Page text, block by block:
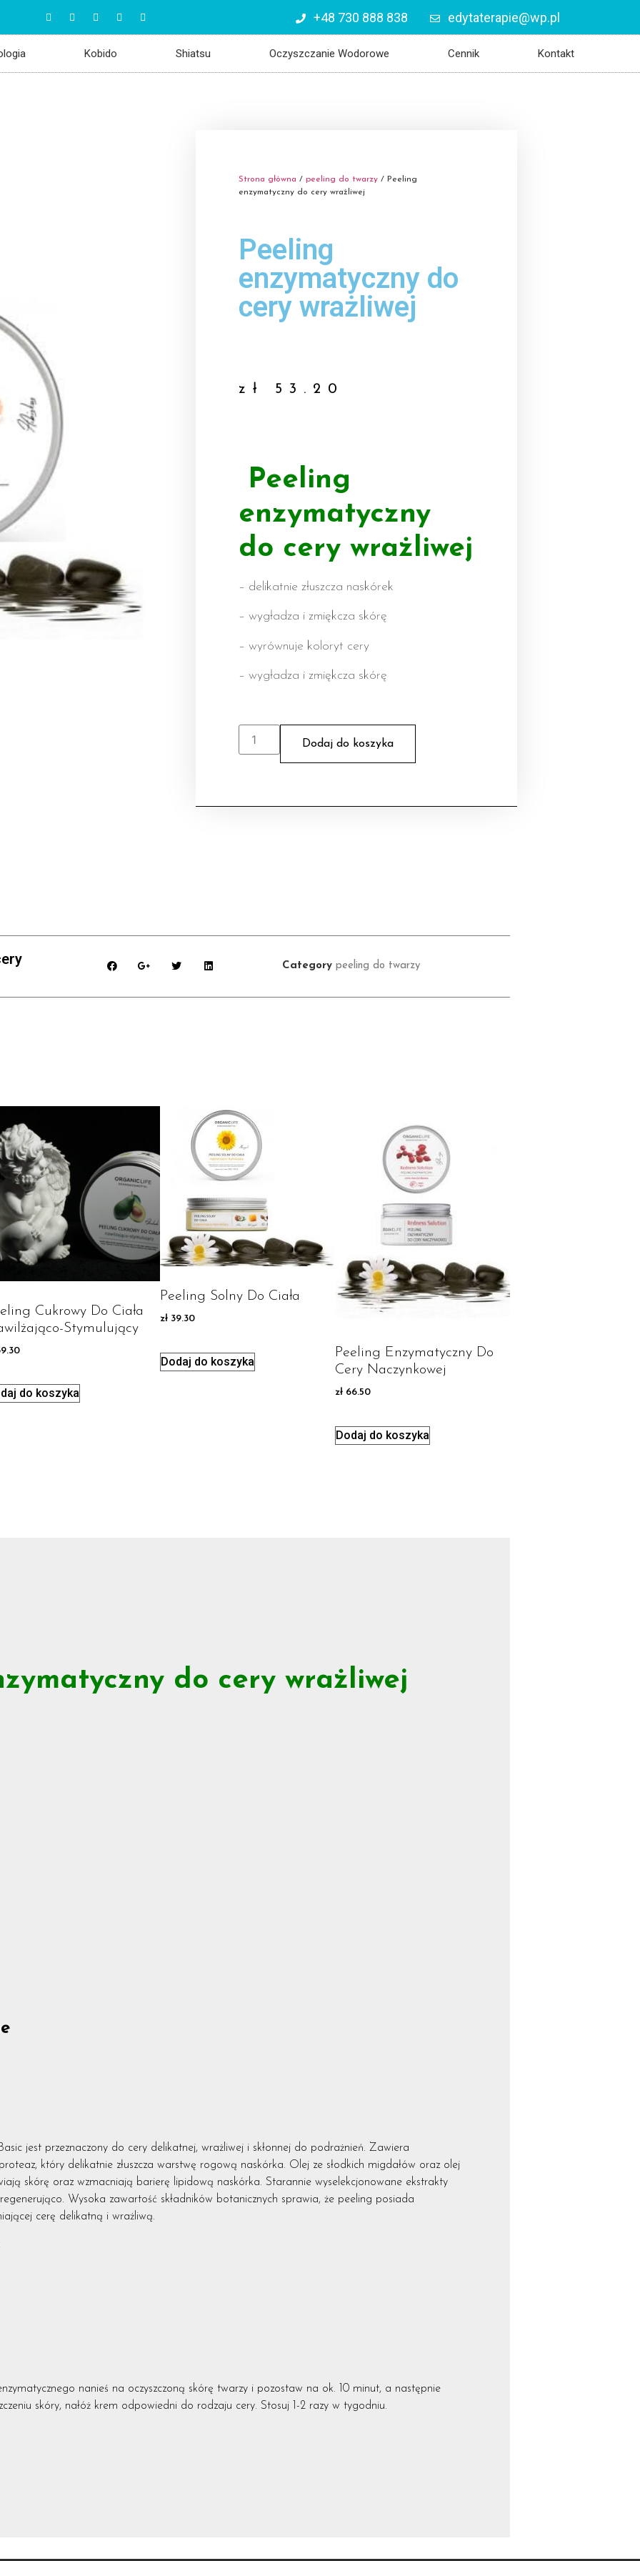
+48 730 888 838 edytaterapie@wp.pl
Kobido Shiatsu Oczyszczanie Wodorowe Cennik Kontakt
Strona główna / peeling do twarzy / Peeling
enzymatyczny do cery wrażliwej
Peeling
enzymatyczny do
cery wrażliwej
zł 53.20
Peeling
enzymatyczny
do cery wrażliwej
– delikatnie złuszcza naskórek
– wygładza i zmiękcza skórę
– wyrównuje koloryt cery
– wygładza i zmiękcza skórę
Dodaj do koszyka
Category peeling do twarzy
Cukrowy Do Ciała
Stymulujący
do koszyka
Peeling Solny Do Ciała
zł 39.30
Dodaj do koszyka
Peeling Enzymatyczny Do
Cery Naczynkowej
zł 66.50
Dodaj do koszyka
do cery wrażliwej
jest przeznaczony do cery delikatnej, wrażliwej i skłonnej do podrażnień. Zawiera
który delikatnie złuszcza warstwę rogową naskórka. Olej ze słodkich migdałów oraz olej
skórę oraz wzmacniają barierę lipidową naskórka. Starannie wyselekcjonowane ekstrakty
Wysoka zawartość składników botanicznych sprawia, że peeling posiada
cerę delikatną i wrażliwą.
nanieś na oczyszczoną skórę twarzy i pozostaw na ok. 10 minut, a następnie
skóry, nałóż krem odpowiedni do rodzaju cery. Stosuj 1-2 razy w tygodniu.